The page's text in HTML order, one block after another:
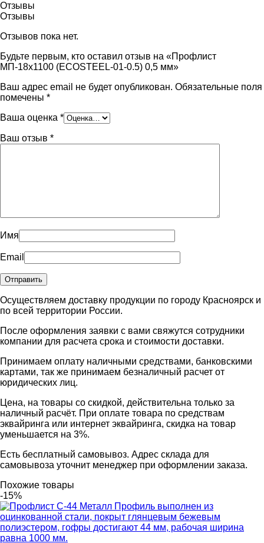
Отзывы
Отзывы
Отзывов пока нет.
Будьте первым, кто оставил отзыв на «Профлист
МП-18х1100 (ECOSTEEL-01-0.5) 0,5 мм»
Ваш адрес email не будет опубликован. Обязательные поля
помечены *
Ваша оценка *
Ваш отзыв *
Имя
Email
Осуществляем доставку продукции по городу Красноярск и
по всей территории России.
После оформления заявки с вами свяжутся сотрудники
компании для расчета срока и стоимости доставки.
Принимаем оплату наличными средствами, банковскими
картами, так же принимаем безналичный расчет от
юридических лиц.
Цена, на товары со скидкой, действительна только за
наличный расчёт. При оплате товара по средствам
эквайринга или интернет эквайринга, скидка на товар
уменьшается на 3%.
Есть бесплатный самовывоз. Адрес склада для
самовывоза уточнит менеджер при оформлении заказа.
Похожие товары
-15%